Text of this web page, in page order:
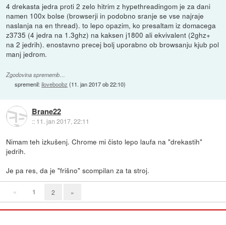
4 drekasta jedra proti 2 zelo hitrim z hypethreadingom je za dani
namen 100x bolse (browserji in podobno sranje se vse najraje
naslanja na en thread). to lepo opazim, ko presaltam iz domacega
z3735 (4 jedra na 1.3ghz) na kaksen j1800 ali ekvivalent (2ghz+
na 2 jedrih). enostavno precej bolj uporabno ob browsanju kjub pol
manj jedrom.
Zgodovina sprememb…
spremenil:iloveboobz (11. jan 2017 ob 22:10)
Brane22
:: 11. jan 2017, 22:11
Nimam teh izkušenj. Chrome mi čisto lepo laufa na "drekastih"
jedrih.
Je pa res, da je "frišno" scompilan za ta stroj.
« 1 2 »